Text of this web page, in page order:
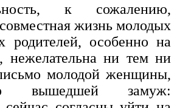
к сожалению,
жизнь молодых
родителей, особенно на
нежелательна ни тем ни
молодой женщины,
вышедшей замуж: